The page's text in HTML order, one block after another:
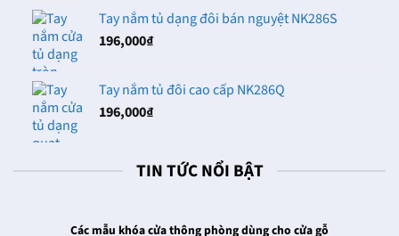
từ
398,000₫
Tay nắm tủ dạng đôi bán nguyệt NK286S
196,000₫
Tay nắm tủ đôi cao cấp NK286Q
196,000₫
TIN TỨC NỔI BẬT
Các mẫu khóa cửa thông phòng dùng cho cửa gỗ